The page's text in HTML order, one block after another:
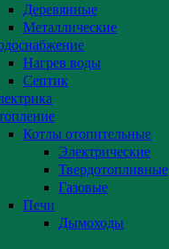
Деревянные
Металлические
Нагрев воды
Септик
Котлы отопительные
Электрические
Твердотопливные
Газовые
Печи
Дымоходы